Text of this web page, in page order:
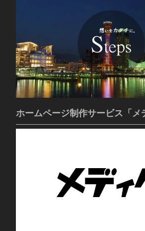
ホームページ制作サービス「メ